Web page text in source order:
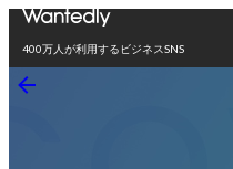
400万人が利用するビジネスSNS